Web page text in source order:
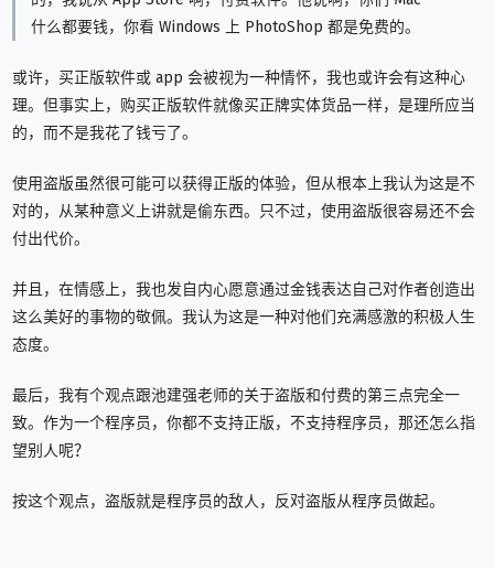
什么都要钱，你看 Windows 上 PhotoShop 都是免费的。
或许，买正版软件或 app 会被视为一种情怀，我也或许会有这种心
理。但事实上，购买正版软件就像买正牌实体货品一样，是理所应当
的，而不是我花了钱亏了。
使用盗版虽然很可能可以获得正版的体验，但从根本上我认为这是不
对的，从某种意义上讲就是偷东西。只不过，使用盗版很容易还不会
付出代价。
并且，在情感上，我也发自内心愿意通过金钱表达自己对作者创造出
这么美好的事物的敬佩。我认为这是一种对他们充满感激的积极人生
态度。
最后，我有个观点跟池建强老师的关于盗版和付费的第三点完全一
致。作为一个程序员，你都不支持正版，不支持程序员，那还怎么指
望别人呢？
按这个观点，盗版就是程序员的敌人，反对盗版从程序员做起。